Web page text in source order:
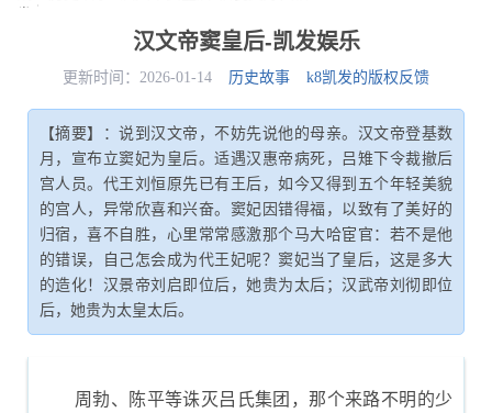
述职报告 活动总结 介绍信
汉文帝窦皇后-凯发娱乐
更新时间：2026-01-14 历史故事 k8凯发的版权反馈
【摘要】：说到汉文帝，不妨先说他的母亲。汉文帝登基数
月，宣布立窦妃为皇后。适遇汉惠帝病死，吕雉下令裁撤后
宫人员。代王刘恒原先已有王后，如今又得到五个年轻美貌
的宫人，异常欣喜和兴奋。窦妃因错得福，以致有了美好的
归宿，喜不自胜，心里常常感激那个马大哈宦官：若不是他
的错误，自己怎会成为代王妃呢？窦妃当了皇后，这是多大
的造化！汉景帝刘启即位后，她贵为太后；汉武帝刘彻即位
后，她贵为太皇太后。
周勃、陈平等诛灭吕氏集团，那个来路不明的少